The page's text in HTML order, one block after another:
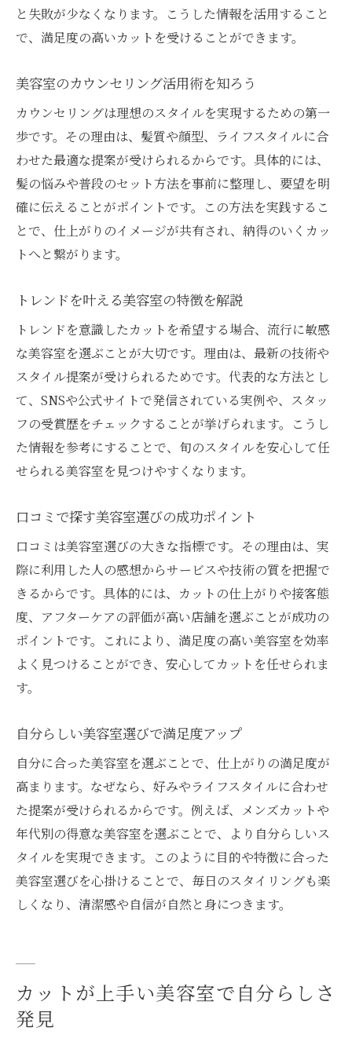
美容室でメンズカットが上手い理由とは
ショートカットで人気の美容室の特徴
男女問わずおすすめの美容室カット術
美容室の技術で新しい自分を発見しよう
技術と価格のバランスを見極めるコツ
美容室の技術と価格を比較するポイント
カットの上手い美容室でコスパを重視する
美容室選びで知っておきたい料金の目安
納得できる美容室カットの選択基準とは
お得に利用できる美容室の選び方を紹介
相談しやすい美容室で納得のスタイルを
相談しやすい美容室の特徴と選び方
カウンセリング重視の美容室で安心カット
美容室で希望を伝えるコミュニケーション
自分の悩みに寄り添う美容室選びのコツ
信頼できる美容室で理想を叶える方法
人気の美容室でカット料金相場を知る
美容室カットの料金相場を徹底解説
人気美容室でのお得な料金の調べ方
美容室のカット料金はどれくらいが目安？
コスパ抜群の美容室を見つけるヒント
納得できる価格で美容室を選ぶポイント
安心して任せられる美容室の条件とは
安心して任せられる美容室の共通点とは
リラックスできる美容室の選び方ガイド
美容室選びで失敗しないための基準
技術とサービスが両立する美容室を探す
カットが上手い美容室で安心を得る方法
信頼できる美容室との出会い方を解説
と失敗が少なくなります。こうした情報を活用すること
で、満足度の高いカットを受けることができます。
美容室のカウンセリング活用術を知ろう
カウンセリングは理想のスタイルを実現するための第一
歩です。その理由は、髪質や顔型、ライフスタイルに合
わせた最適な提案が受けられるからです。具体的には、
髪の悩みや普段のセット方法を事前に整理し、要望を明
確に伝えることがポイントです。この方法を実践するこ
とで、仕上がりのイメージが共有され、納得のいくカッ
トへと繋がります。
トレンドを叶える美容室の特徴を解説
トレンドを意識したカットを希望する場合、流行に敏感
な美容室を選ぶことが大切です。理由は、最新の技術や
スタイル提案が受けられるためです。代表的な方法とし
て、SNSや公式サイトで発信されている実例や、スタッ
フの受賞歴をチェックすることが挙げられます。こうし
た情報を参考にすることで、旬のスタイルを安心して任
せられる美容室を見つけやすくなります。
口コミで探す美容室選びの成功ポイント
口コミは美容室選びの大きな指標です。その理由は、実
際に利用した人の感想からサービスや技術の質を把握で
きるからです。具体的には、カットの仕上がりや接客態
度、アフターケアの評価が高い店舗を選ぶことが成功の
ポイントです。これにより、満足度の高い美容室を効率
よく見つけることができ、安心してカットを任せられま
す。
自分らしい美容室選びで満足度アップ
自分に合った美容室を選ぶことで、仕上がりの満足度が
高まります。なぜなら、好みやライフスタイルに合わせ
た提案が受けられるからです。例えば、メンズカットや
年代別の得意な美容室を選ぶことで、より自分らしいス
タイルを実現できます。このように目的や特徴に合った
美容室選びを心掛けることで、毎日のスタイリングも楽
しくなり、清潔感や自信が自然と身につきます。
カットが上手い美容室で自分らしさ
発見